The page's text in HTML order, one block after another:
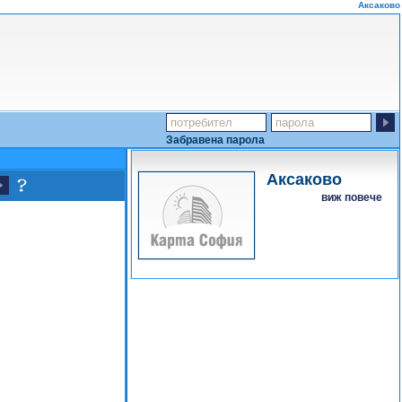
Аксаково
Забравена парола
Аксаково
виж повече